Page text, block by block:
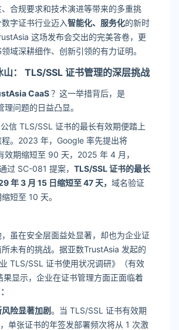
合规要求和技术演进等带来的多重挑
字证书行业迈入智能化、服务化的新时
这场发布会交出的完美答卷，更
域深耕细作、创新引领的有力证明。
山： TLS/SSL 证书管理的深层挑战
CaaS？这一举措背后，是
问题的日益凸显。
信 TLS/SSL 证书的最长有效期便踏上
程。2023 年，Google 率先提出将
效期缩短至 90 天，2025 年 4 月，
过 SC-081 提案， TLS/SSL证书的最长
年 3 月 15 日缩短至 47 天， 域名验证
短至 10 天。
虽在安全层面益处显著，却也为企业证
未有的挑战。据亚数TrustAsia 发起的
TLS/SSL 证书使用状况调研》（有效
显示，企业在证书管理方面正面临着
险显著加剧。当 TLS/SSL 证书有效期
单张证书的年签发部署频次将从 1 次激